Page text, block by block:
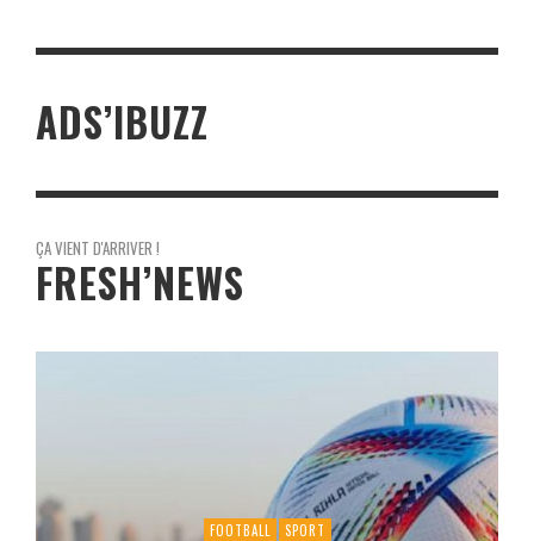
ADS’IBUZZ
ÇA VIENT D'ARRIVER !
FRESH’NEWS
FOOTBALL SPORT